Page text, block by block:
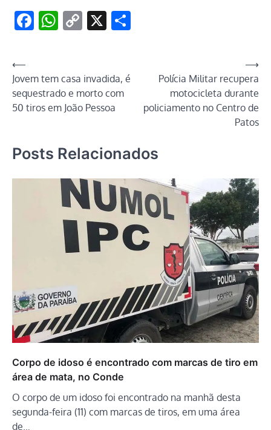
Facebook
WhatsApp
Copy
X
Navegação
de
Post
⟵
Jovem tem casa invadida, é
sequestrado e morto com
50 tiros em João Pessoa
Polícia Militar recupera
motocicleta durante
policiamento no Centro de
Patos
⟶
Posts Relacionados
Corpo de idoso é encontrado com marcas de tiro em
área de mata, no Conde
O corpo de um idoso foi encontrado na manhã desta
segunda-feira (11) com marcas de tiros, em uma área
de…